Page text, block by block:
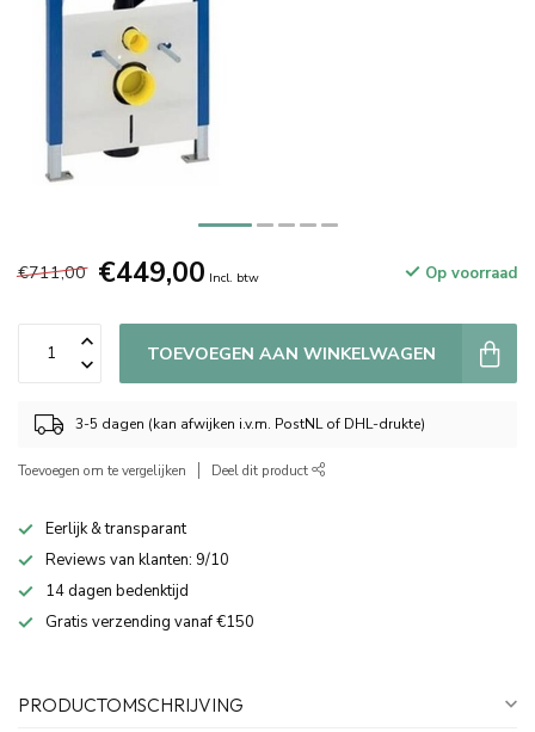
€711,00 €449,00 Incl. btw Op voorraad
TOEVOEGEN AAN WINKELWAGEN
3-5 dagen (kan afwijken i.v.m. PostNL of DHL-drukte)
Toevoegen om te vergelijken Deel dit product
Eerlijk & transparant
Reviews van klanten: 9/10
14 dagen bedenktijd
Gratis verzending vanaf €150
PRODUCTOMSCHRIJVING